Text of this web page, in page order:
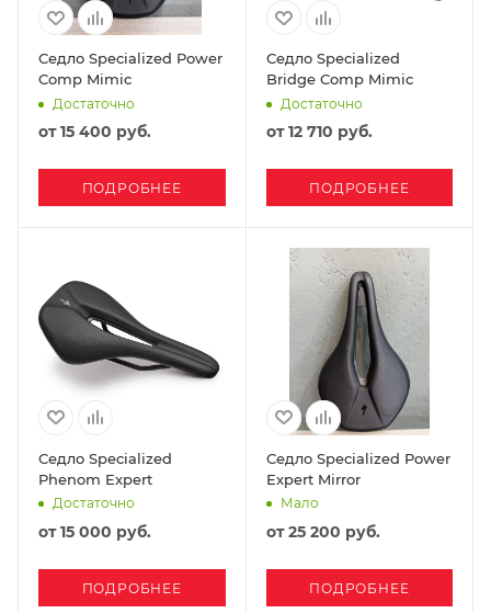
Седло Specialized Power
Comp Mimic
Достаточно
от15 400 руб.
ПОДРОБНЕЕ
Седло Specialized
Bridge Comp Mimic
Достаточно
от12 710 руб.
ПОДРОБНЕЕ
Седло Specialized
Phenom Expert
Достаточно
от15 000 руб.
ПОДРОБНЕЕ
Седло Specialized Power
Expert Mirror
Мало
от25 200 руб.
ПОДРОБНЕЕ